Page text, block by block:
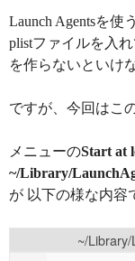
Launch Agentsを使
plistファイルを入
を作らないといけ
ですが、今回はこ
メニューのStart at
~/Library/
が 以下の様な内容
~/